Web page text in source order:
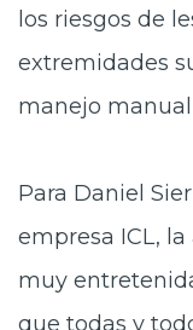
los riesgos de
extremidades
manejo manual
Para Daniel
empresa ICL,
muy
que todas y